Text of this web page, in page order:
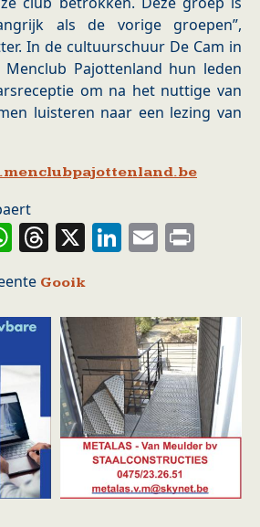
als de vorige groepen”,
In de cultuurschuur De Cam in
Pajottenland hun leden
om na het nuttige van
luisteren naar een lezing van
WhatsApp
Threads
X LinkedIn
Email
Gooik